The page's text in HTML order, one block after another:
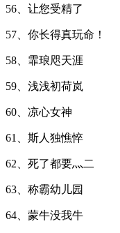
56、让您受精了
57、你长得真玩命！
58、霏琅咫天涯
59、浅浅初荷岚
60、凉心女神
61、斯人独憔悴
62、死了都要灬二
63、称霸幼儿园
64、蒙牛没我牛